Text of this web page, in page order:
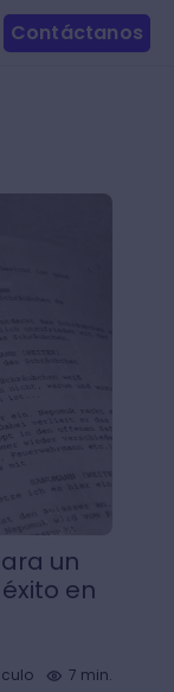
Contáctanos
Crea
un
en
7 min.